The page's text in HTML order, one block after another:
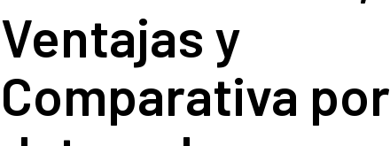
Ventajas y
Comparativa por